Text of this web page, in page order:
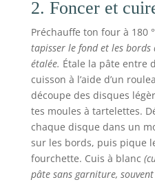
2. Foncer et
Préchauffe ton four à 180
tapisser le fond et les bords
étalée. Étale la pâte entre
cuisson à l’aide d’un
découpe des disques
tes moules à tartelettes.
chaque disque dans un
sur les bords, puis pique
fourchette. Cuis à blanc
pâte sans garniture,